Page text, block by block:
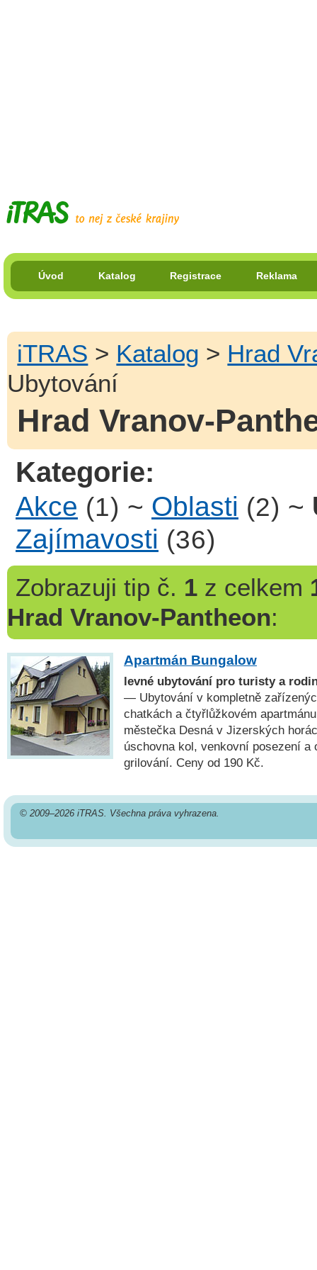
Úvod Katalog Registrace Reklama
iTRAS > Katalog > Hrad
Ubytování
Hrad Vranov-
Kategorie:
Akce (1) ~ Oblasti (2) ~
Zajímavosti (36)
Zobrazuji tip č. 1z celkem
Hrad Vranov-Pantheon:
Apartmán Bungalow
levné ubytování pro turisty a
— Ubytování v kompletně
chatkách a čtyřlůžkovém
městečka Desná v Jizerských
úschovna kol, venkovní posezení a
grilování. Ceny od 190 Kč.
© 2009–2026 iTRAS. Všechna práva vyhrazena.